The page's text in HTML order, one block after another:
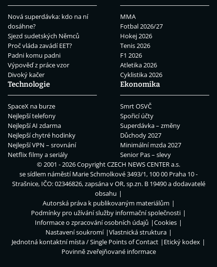
Nová superdávka: kdo na ní
dosáhne?
Sjezd sudetských Němců
Proč vláda zavádí EET?
Padni komu padni
Výpověď z práce vzor
Divoký kačer
MMA
Fotbal 2026/27
Hokej 2026
Tenis 2026
F1 2026
Atletika 2026
Cyklistika 2026
Technologie
SpaceX na burze
Nejlepší telefony
Nejlepší AI zdarma
Nejlepší chytré hodinky
Nejlepší VPN – srovnání
Netflix filmy a seriály
Ekonomika
Smrt OSVČ
Spořicí účty
Superdávka – změny
Důchody 2027
Minimální mzda 2027
Senior Pas – slevy
© 2001 - 2026 CopyrightCZECH NEWS CENTER a.s.
se sídlem náměstí Marie Schmolkové 3493/1, 100 00 Praha 10 -
Strašnice, IČO: 02346826, zapsána v OR, sp.zn. B 19490 a dodavatelé
obsahu
Autorská práva k publikovaným materiálům
Podmínky pro užívání služby informační společnosti
Informace o zpracování osobních údajů
Cookies
Nastavení soukromí
Vlastnická struktura
Jednotná kontaktní místa / Single Points of Contact
Etický kodex
Povinně zveřejňované informace